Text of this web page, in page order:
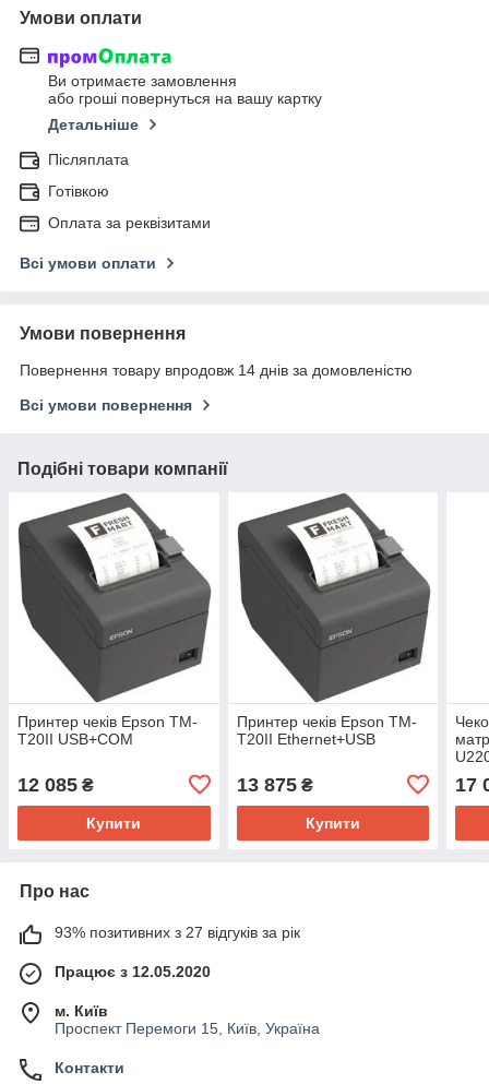
Умови оплати
Ви отримаєте замовлення
або гроші повернуться на вашу картку
Детальніше
Післяплата
Готівкою
Оплата за реквізитами
Всі умови оплати
Умови повернення
Повернення товару впродовж 14 днів за домовленістю
Всі умови повернення
Подібні товари компанії
Принтер чеків Epson TM-
T20II USB+COM
12 085 ₴
Купити
Принтер чеків Epson TM-
T20II Ethernet+USB
13 875₴
Купити
17
Про нас
93% позитивних з 27 відгуків за рік
Працює з 12.05.2020
м. Київ
Проспект Перемоги 15, Київ, Україна
Контакти